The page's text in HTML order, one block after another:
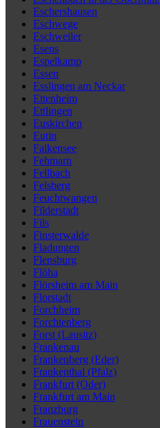
Eschershausen
Eschwege
Eschweiler
Esens
Espelkamp
Essen
Esslingen am Neckar
Ettenheim
Ettlingen
Euskirchen
Eutin
Falkensee
Fehmarn
Fellbach
Felsberg
Feuchtwangen
Filderstadt
Fils
Finsterwalde
Fladungen
Flensburg
Flöha
Flörsheim am Main
Florstadt
Forchheim
Forchtenberg
Forst (Lausitz)
Frankenau
Frankenberg (Eder)
Frankenthal (Pfalz)
Frankfurt (Oder)
Frankfurt am Main
Franzburg
Frauenstein